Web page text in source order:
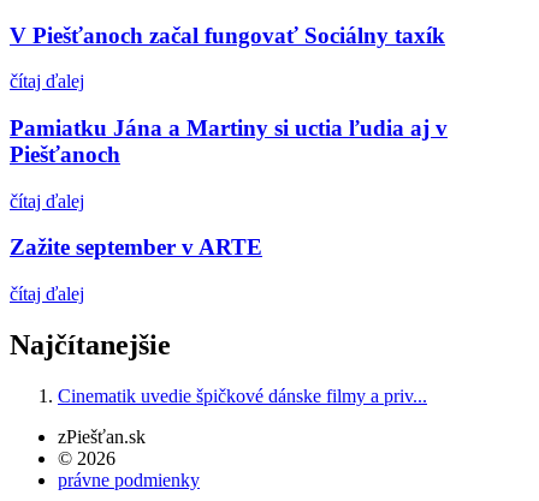
V Piešťanoch začal fungovať Sociálny taxík
čítaj ďalej
Pamiatku Jána a Martiny si uctia ľudia aj v
Piešťanoch
čítaj ďalej
Zažite september v ARTE
čítaj ďalej
Najčítanejšie
Cinematik uvedie špičkové dánske filmy a priv...
zPiešťan.sk
© 2026
právne podmienky